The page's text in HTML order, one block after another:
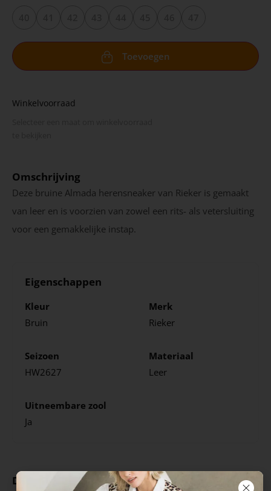
Toevoegen
Winkelvoorraad
Omschrijving
Deze bruine Almada herensneaker van Rieker is gemaakt
van leer en is voorzien van zowel een rits- als vetersluiting
voor een gemakkelijke instap.
Eigenschappen
Kleur
Bruin
Merk
Rieker
Seizoen
HW2627
Materiaal
Leer
Uitneembare zool
Ja
Deze producten ga je leuk vinden